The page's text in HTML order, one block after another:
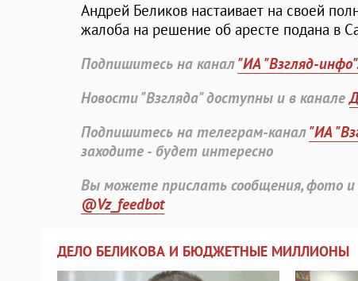
Андрей Беликов настаивает на своей
жалоба на решение об аресте подана в
Подпишитесь на канал"ИА "Взгляд-
Новости "Взгляда" доступны и в канале
Подпишитесь на телеграм-канал"ИА
заходите - будет интересно
Вы можете прислать сообщения, фото
@Vz_feedbot
ДЕЛО БЕЛИКОВА И БЮДЖЕТНЫЕ МИЛЛИОНЫ